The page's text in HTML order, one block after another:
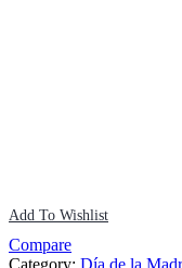
Add To Wishlist
Compare